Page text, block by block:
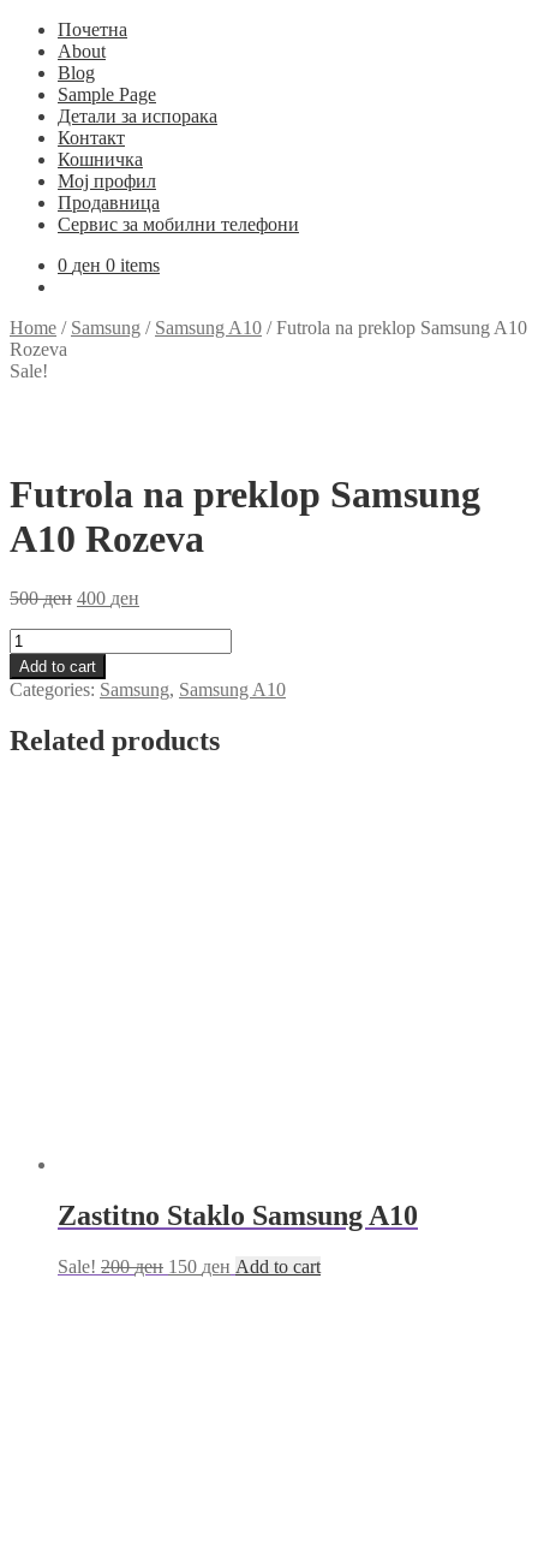
Почетна
About
Blog
Sample Page
Детали за испорака
Контакт
Кошничка
Мој профил
Продавница
Сервис за мобилни телефони
0 ден 0 items
Home / Samsung / Samsung A10 /Futrola na preklop Samsung A10
Rozeva
Sale!
Futrola na preklop Samsung
A10 Rozeva
500ден 400 ден
Futrola
na
preklop
Samsung
Rozeva
Add to cart
Categories: Samsung, Samsung A10
Related products
Zastitno Staklo Samsung A10
Sale! 200ден 150 ден Add to cart